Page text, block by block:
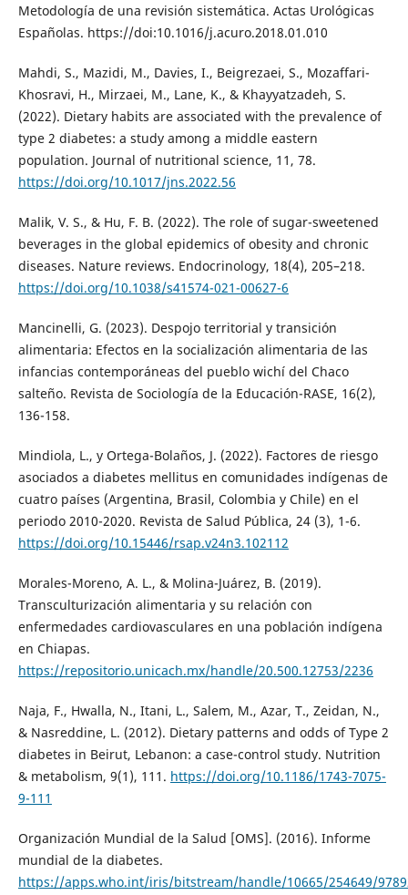
Metodología de una revisión sistemática. Actas Urológicas
Españolas. https://doi:10.1016/j.acuro.2018.01.010
Mahdi, S., Mazidi, M., Davies, I., Beigrezaei, S., Mozaffari-
Khosravi, H., Mirzaei, M., Lane, K., & Khayyatzadeh, S.
(2022). Dietary habits are associated with the prevalence of
type 2 diabetes: a study among a middle eastern
population. Journal of nutritional science, 11, 78.
https://doi.org/10.1017/jns.2022.56
Malik, V. S., & Hu, F. B. (2022). The role of sugar-sweetened
beverages in the global epidemics of obesity and chronic
diseases. Nature reviews. Endocrinology, 18(4), 205–218.
https://doi.org/10.1038/s41574-021-00627-6
Mancinelli, G. (2023). Despojo territorial y transición
alimentaria: Efectos en la socialización alimentaria de las
infancias contemporáneas del pueblo wichí del Chaco
salteño. Revista de Sociología de la Educación-RASE, 16(2),
136-158.
Mindiola, L., y Ortega-Bolaños, J. (2022). Factores de riesgo
asociados a diabetes mellitus en comunidades indígenas de
cuatro países (Argentina, Brasil, Colombia y Chile) en el
periodo 2010-2020. Revista de Salud Pública, 24 (3), 1-6.
https://doi.org/10.15446/rsap.v24n3.102112
Morales-Moreno, A. L., & Molina-Juárez, B. (2019).
Transculturización alimentaria y su relación con
enfermedades cardiovasculares en una población indígena
en Chiapas.
https://repositorio.unicach.mx/handle/20.500.12753/2236
Naja, F., Hwalla, N., Itani, L., Salem, M., Azar, T., Zeidan, N.,
& Nasreddine, L. (2012). Dietary patterns and odds of Type 2
diabetes in Beirut, Lebanon: a case-control study. Nutrition
& metabolism, 9(1), 111. https://doi.org/10.1186/1743-7075-
9-111
Organización Mundial de la Salud [OMS]. (2016). Informe
mundial de la diabetes.
https://apps.who.int/iris/bitstream/handle/10665/254649/